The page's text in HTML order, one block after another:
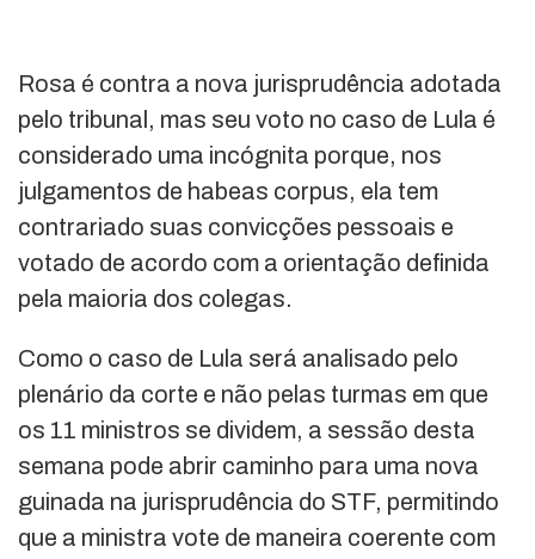
Rosa é contra a nova jurisprudência adotada
pelo tribunal, mas seu voto no caso de Lula é
considerado uma incógnita porque, nos
julgamentos de habeas corpus, ela tem
contrariado suas convicções pessoais e
votado de acordo com a orientação definida
pela maioria dos colegas.
Como o caso de Lula será analisado pelo
plenário da corte e não pelas turmas em que
os 11 ministros se dividem, a sessão desta
semana pode abrir caminho para uma nova
guinada na jurisprudência do STF, permitindo
que a ministra vote de maneira coerente com